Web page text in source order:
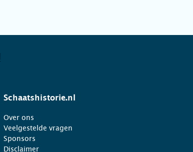
Schaatshistorie.nl
Over ons
Veelgestelde vragen
Sponsors
Disclaimer